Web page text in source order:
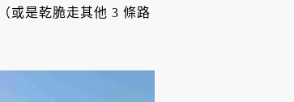
或是乾脆走其他 3 條路